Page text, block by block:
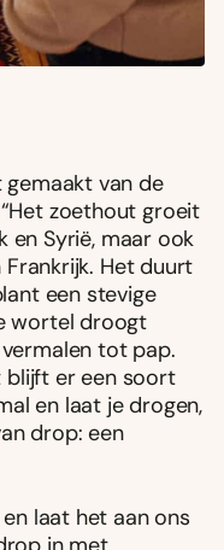
van de
zoethout groeit
en Syrië, maar ook
Frankrijk. Het duurt
een stevige
wortel droogt
tot pap.
blijft er een soort
en laat je drogen,
drop: een
laat het aan ons